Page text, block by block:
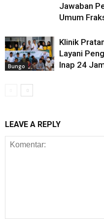
Jawaban
Umum
Bungo
Klinik
Layani
Inap 24
LEAVE A REPLY